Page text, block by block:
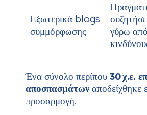
Εξωτερικά blogs
συμμόρφωσης
γύρω από
Ένα σύνολο περίπου 30 χ.ε.
αποσπασμάτωναποδείχθηκε
προσαρμογή.